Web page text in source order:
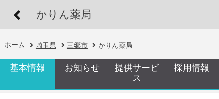
かりん薬局
ホーム 埼玉県 三郷市 かりん薬局
基本情報 お知らせ
提供サービ
ス
採用情報